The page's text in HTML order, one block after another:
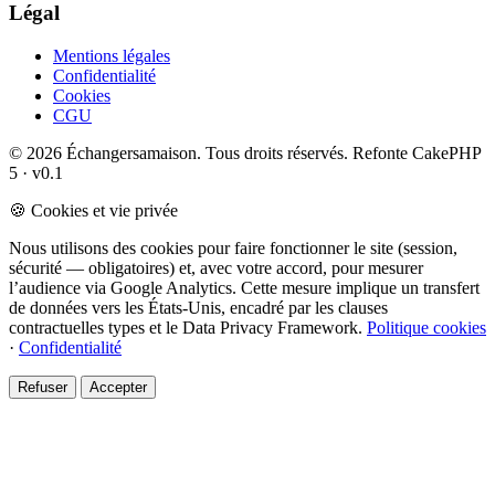
Légal
Mentions légales
Confidentialité
Cookies
CGU
© 2026 Échangersamaison. Tous droits réservés. Refonte CakePHP
5 · v0.1
🍪 Cookies et vie privée
Nous utilisons des cookies pour faire fonctionner le site (session,
sécurité — obligatoires) et, avec votre accord, pour mesurer
l’audience via Google Analytics. Cette mesure implique un transfert
de données vers les États-Unis, encadré par les clauses
contractuelles types et le Data Privacy Framework. Politique cookies
· Confidentialité
Refuser Accepter